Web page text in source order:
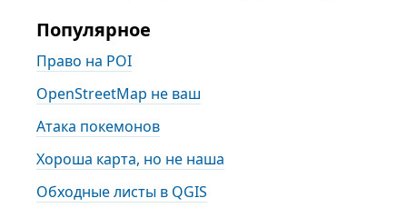
Популярное
Право на POI
OpenStreetMap не ваш
Атака покемонов
Хороша карта, но не наша
Обходные листы в QGIS